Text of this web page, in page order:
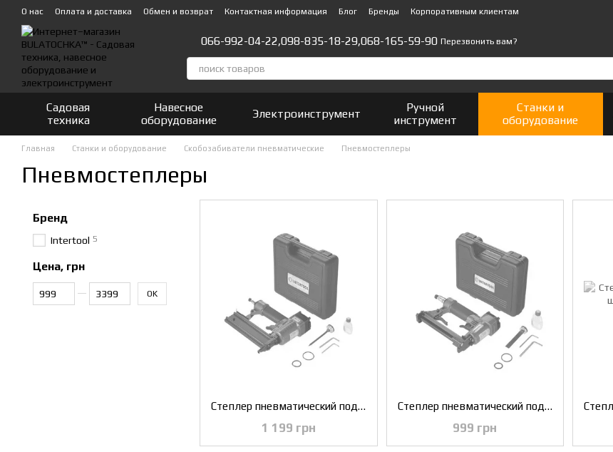
Перейти к основному контенту
О нас Оплата и доставка Обмен и возврат Контактная информация Блог Бренды Корпоративным клиентам
066-992-04-22,098-835-18-29,068-165-59-90 Перезвонить вам?
Садовая
техника
Навесное
оборудование
Электроинструмент
Ручной
инструмент
Станки и
оборудование
Главная Станки и оборудование Скобозабиватели пневматические Пневмостеплеры
Пневмостеплеры
Степлер пневматический под гвозди INTERTOOL PT-1603
1 199 грн
Степлер пневматический под скобу 12,80*16 мм INTERTOOL PT-1610
999 грн
Бренд
Intertool 5
Цена, грн
OK